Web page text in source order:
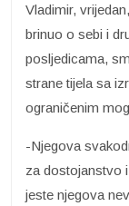
Vladimir,
brinuo o sebi i
posljedicama,
strane tijela sa
ograničenim
-Njegova
za dostojanstvo
jeste njegova